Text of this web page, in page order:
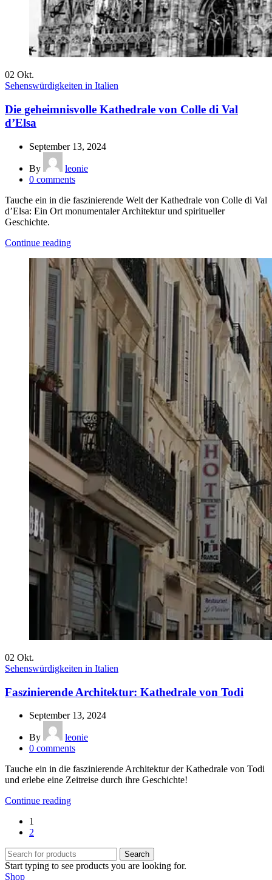
02 Okt.
Sehenswürdigkeiten in Italien
Die geheimnisvolle Kathedrale von Colle di Val
d’Elsa
September 13, 2024
By
leonie
0 comments
Tauche ein in die faszinierende Welt der Kathedrale von Colle di Val
d’Elsa: Ein Ort monumentaler Architektur und spiritueller
Geschichte.
Continue reading
02 Okt.
Sehenswürdigkeiten in Italien
Faszinierende Architektur: Kathedrale von Todi
September 13, 2024
By
leonie
0 comments
Tauche ein in die faszinierende Architektur der Kathedrale von Todi
und erlebe eine Zeitreise durch ihre Geschichte!
Continue reading
1
2
Search
Start typing to see products you are looking for.
Shop